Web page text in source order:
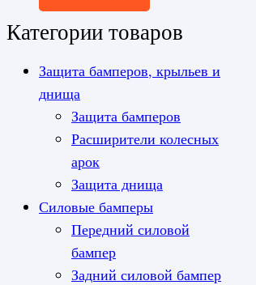
Категории товаров
Защита бамперов, крыльев и
днища
Защита бамперов
Расширители колесных
арок
Защита днища
Силовые бамперы
Передний силовой
бампер
Задний силовой бампер